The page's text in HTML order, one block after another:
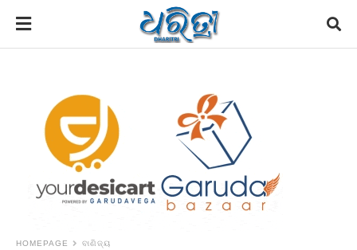
HOMEPAGE ବାଣିଜ୍ୟ